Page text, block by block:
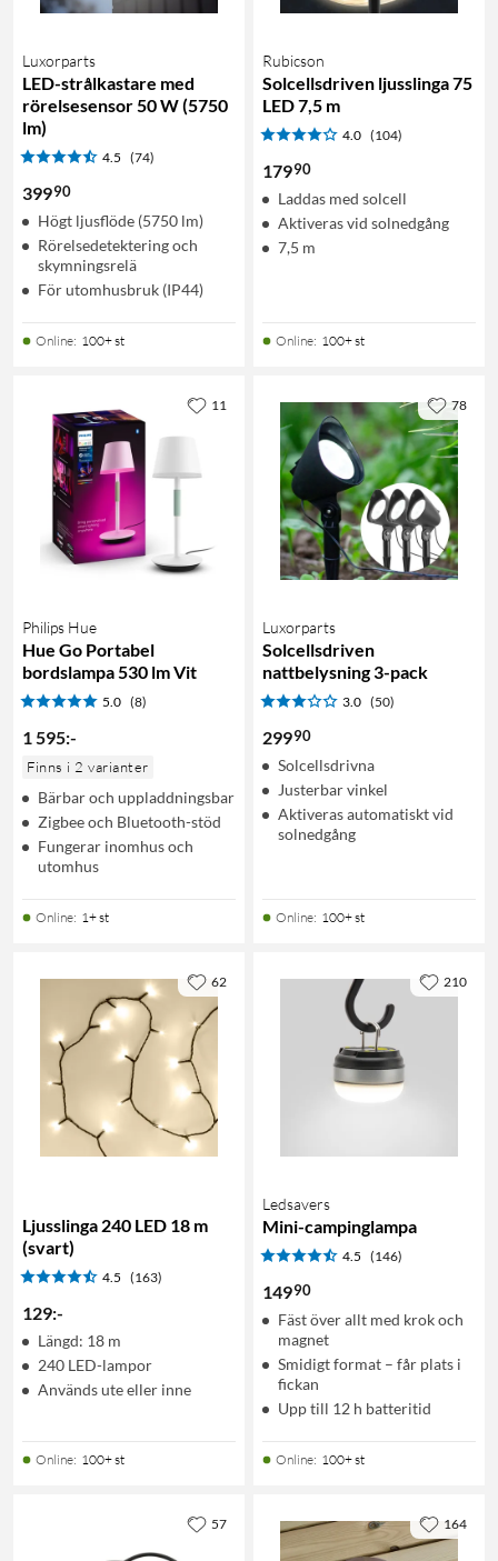
Luxorparts
LED-strålkastare med
rörelsesensor 50 W (5750
lm)
4.5 (74)
39990
Högt ljusflöde (5750 lm)
Rörelsedetektering och
skymningsrelä
För utomhusbruk (IP44)
Online: 100+ st
Rubicson
Solcellsdriven ljusslinga 75
LED 7,5 m
4.0 (104)
17990
Laddas med solcell
Aktiveras vid solnedgång
7,5 m
Online: 100+ st
Philips Hue
Hue Go Portabel
bordslampa 530 lm Vit
5.0 (8)
1 595:-
Finns i 2 varianter
Bärbar och uppladdningsbar
Zigbee och Bluetooth-stöd
Fungerar inomhus och
utomhus
Online: 1+ st
11
Luxorparts
Solcellsdriven
nattbelysning 3-pack
3.0 (50)
29990
Solcellsdrivna
Justerbar vinkel
Aktiveras automatiskt vid
solnedgång
Online: 100+ st
78
Ljusslinga 240 LED 18 m
(svart)
4.5 (163)
129:-
Längd: 18 m
240 LED-lampor
Används ute eller inne
Online: 100+ st
62
Ledsavers
Mini-campinglampa
4.5 (146)
14990
Fäst över allt med krok och
magnet
Smidigt format – får plats i
fickan
Upp till 12 h batteritid
Online: 100+ st
210
57 164